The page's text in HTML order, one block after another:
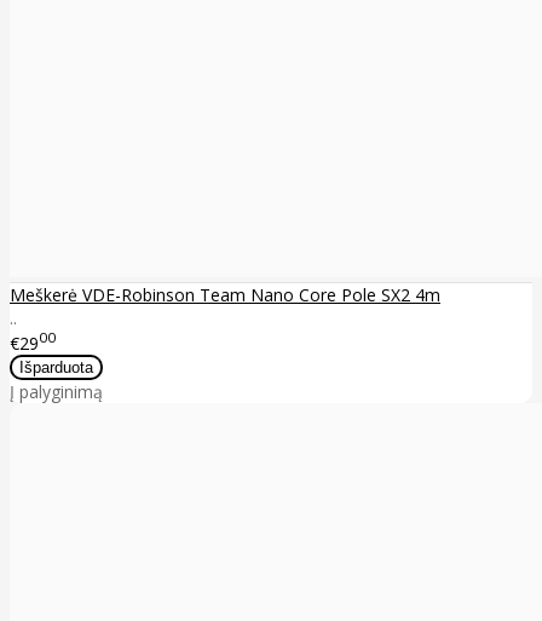
Meškerė VDE-Robinson Team Nano Core Pole SX2 4m
..
€2900
Į palyginimą